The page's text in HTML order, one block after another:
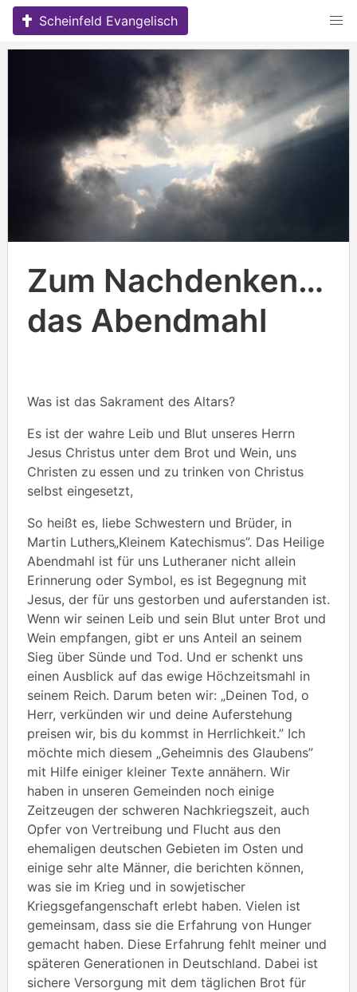
Skip
content
Scheinfeld Evangelisch
Zum Nachdenken…
das Abendmahl
Was ist das Sakrament des Altars?
Es ist der wahre Leib und Blut unseres Herrn
Jesus Christus unter dem Brot und Wein, uns
Christen zu essen und zu trinken von Christus
selbst eingesetzt,
So heißt es, liebe Schwestern und Brüder, in
Martin Luthers„Kleinem Katechismus”. Das Heilige
Abendmahl ist für uns Lutheraner nicht allein
Erinnerung oder Symbol, es ist Begegnung mit
Jesus, der für uns gestorben und auferstanden ist.
Wenn wir seinen Leib und sein Blut unter Brot und
Wein empfangen, gibt er uns Anteil an seinem
Sieg über Sünde und Tod. Und er schenkt uns
einen Ausblick auf das ewige Höchzeitsmahl in
seinem Reich. Darum beten wir: „Deinen Tod, o
Herr, verkünden wir und deine Auferstehung
preisen wir, bis du kommst in Herrlichkeit.” Ich
möchte mich diesem „Geheimnis des Glaubens”
mit Hilfe einiger kleiner Texte annähern. Wir
haben in unseren Gemeinden noch einige
Zeitzeugen der schweren Nachkriegszeit, auch
Opfer von Vertreibung und Flucht aus den
ehemaligen deutschen Gebieten im Osten und
einige sehr alte Männer, die berichten können,
was sie im Krieg und in sowjetischer
Kriegsgefangenschaft erlebt haben. Vielen ist
gemeinsam, dass sie die Erfahrung von Hunger
gemacht haben. Diese Erfahrung fehlt meiner und
späteren Generationen in Deutschland. Dabei ist
sichere Versorgung mit dem täglichen Brot für